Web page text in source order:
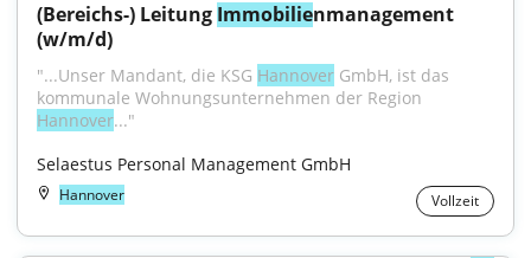
(Bereichs-) Leitung Immobilienmanagement
(w/m/d)
"...Unser Mandant, die KSG Hannover GmbH, ist das
Hannover..."
Selaestus Personal Management GmbH
Hannover Vollzeit